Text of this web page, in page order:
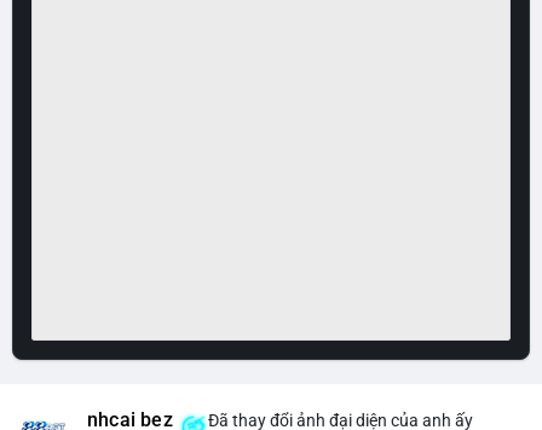
nhcai bez Đã thay đổi ảnh đại diện của anh ấy